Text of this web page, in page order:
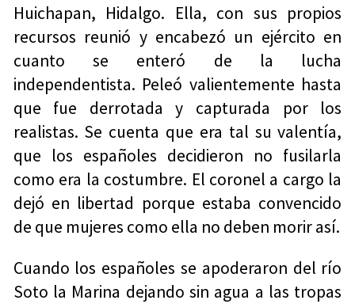
Huichapan, Hidalgo. Ella, con sus propios
recursos reunió y encabezó un ejército en
cuanto se enteró de la lucha
independentista. Peleó valientemente hasta
que fue derrotada y capturada por los
realistas. Se cuenta que era tal su valentía,
que los españoles decidieron no fusilarla
como era la costumbre. El coronel a cargo la
dejó en libertad porque estaba convencido
de que mujeres como ella no deben morir así.
Cuando los españoles se apoderaron del río
Soto la Marina dejando sin agua a las tropas